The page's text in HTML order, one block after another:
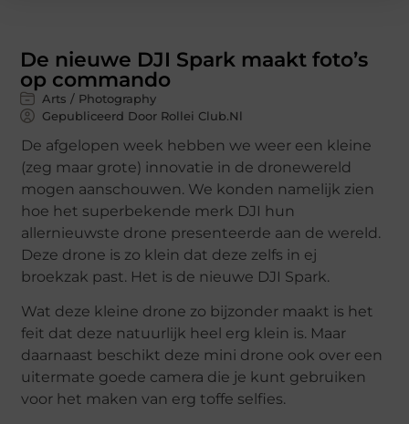
De nieuwe DJI Spark maakt foto’s
op commando
Arts / Photography
Gepubliceerd Door Rollei Club.nl
De afgelopen week hebben we weer een kleine
(zeg maar grote) innovatie in de dronewereld
mogen aanschouwen. We konden namelijk zien
hoe het superbekende merk DJI hun
allernieuwste drone presenteerde aan de wereld.
Deze drone is zo klein dat deze zelfs in ej
broekzak past. Het is de nieuwe DJI Spark.
Wat deze kleine drone zo bijzonder maakt is het
feit dat deze natuurlijk heel erg klein is. Maar
daarnaast beschikt deze mini drone ook over een
uitermate goede camera die je kunt gebruiken
voor het maken van erg toffe selfies.